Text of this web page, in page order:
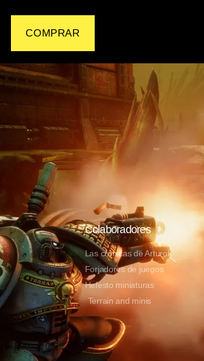
COMPRAR
Colaboradores
Las crónicas de Arturok
Forjadores de juegos
Hefesto miniaturas
Terrain and minis